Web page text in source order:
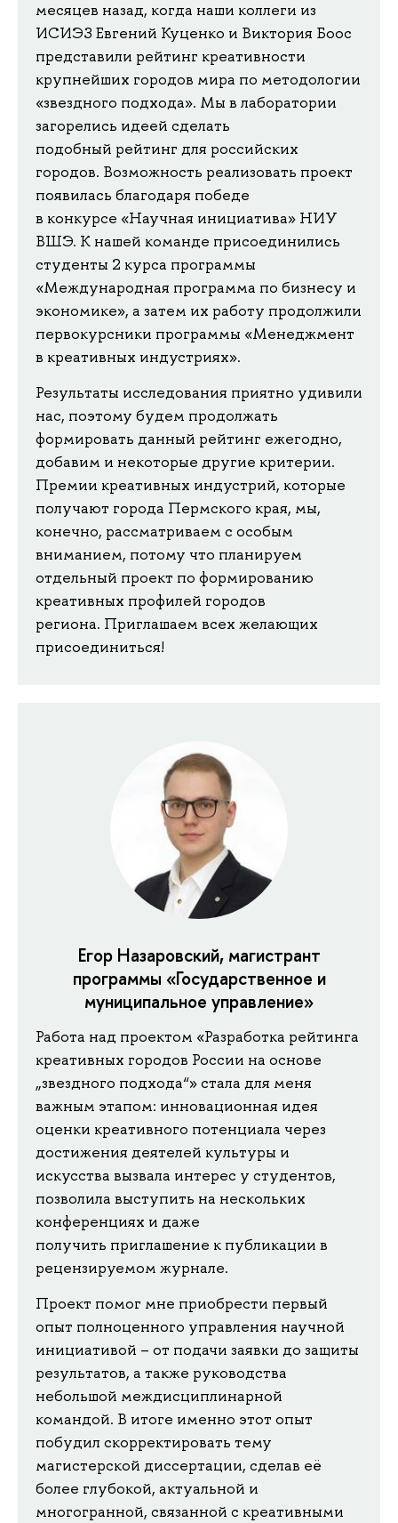
месяцев назад, когда наши коллеги из
ИСИЭЗ Евгений Куценко и Виктория Боос
представили рейтинг креативности
крупнейших городов мира по методологии
«звездного подхода». Мы в лаборатории
загорелись идеей сделать
подобный рейтинг для российских
городов. Возможность реализовать проект
появилась благодаря победе
в конкурсе «Научная инициатива» НИУ
ВШЭ. К нашей команде присоединились
студенты 2 курса программы
«Международная программа по бизнесу и
экономике», а затем их работу продолжили
первокурсники программы «Менеджмент
в креативных индустриях».
Результаты исследования приятно удивили
нас, поэтому будем продолжать
формировать данный рейтинг ежегодно,
добавим и некоторые другие критерии.
Премии креативных индустрий, которые
получают города Пермского края, мы,
конечно, рассматриваем с особым
вниманием, потому что планируем
отдельный проект по формированию
креативных профилей городов
региона. Приглашаем всех желающих
присоединиться!
Егор Назаровский, магистрант
программы «Государственное и
муниципальное управление»
Работа над проектом «Разработка рейтинга
креативных городов России на основе
„звездного подхода“» стала для меня
важным этапом: инновационная идея
оценки креативного потенциала через
достижения деятелей культуры и
искусства вызвала интерес у студентов,
позволила выступить на нескольких
конференциях и даже
получить приглашение к публикации в
рецензируемом журнале.
Проект помог мне приобрести первый
опыт полноценного управления научной
инициативой – от подачи заявки до защиты
результатов, а также руководства
небольшой междисциплинарной
командой. В итоге именно этот опыт
побудил скорректировать тему
магистерской диссертации, сделав её
более глубокой, актуальной и
многогранной, связанной с креативными